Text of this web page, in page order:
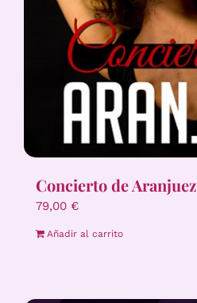
Concierto de Aranjuez
79,00 €
Añadir al carrito